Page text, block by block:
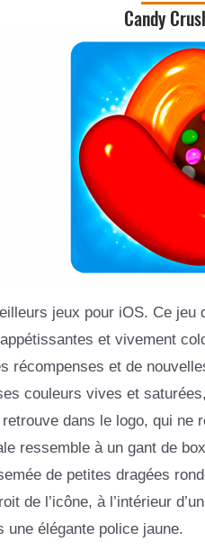
Candy
jeux pour iOS. Ce
et vivement
récompenses et de
couleurs vives et
dans le logo, qui ne
ressemble à un gant de
de petites dragées
de l’icône, à l’intérieur
une élégante police jaune.